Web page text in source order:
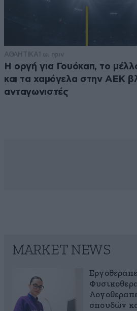
ΑΘΛΗΤΙΚΑ1 ω. πριν
Η οργή για Γουόκαπ, το
και τα χαμόγελα στην ΑΕΚ
ανταγωνιστές
MARKET NEWS
σπουδών